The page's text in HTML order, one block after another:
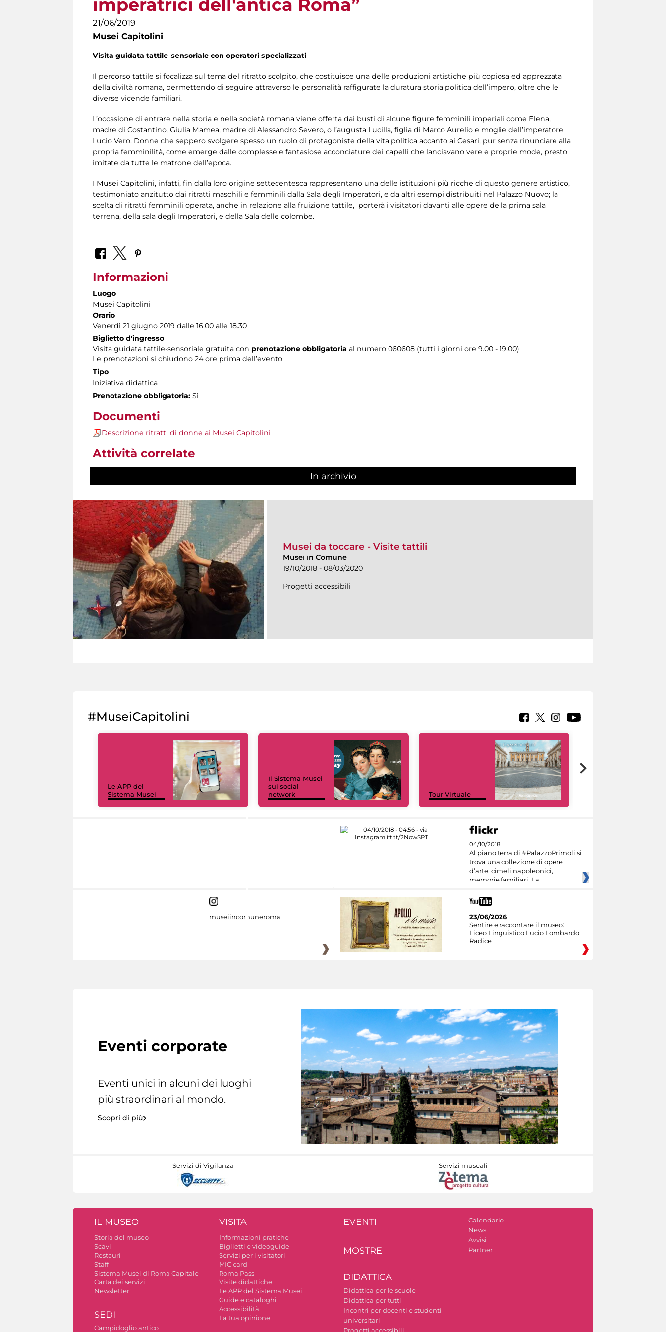
imperatrici dell'antica Roma”
21/06/2019
Musei Capitolini
Visita guidata tattile-sensoriale con operatori specializzati
Il percorso tattile si focalizza sul tema del ritratto scolpito, che costituisce una delle produzioni artistiche più copiosa ed apprezzata
della civiltà romana, permettendo di seguire attraverso le personalità raffigurate la duratura storia politica dell’impero, oltre che le
diverse vicende familiari.
L’occasione di entrare nella storia e nella società romana viene offerta dai busti di alcune figure femminili imperiali come Elena,
madre di Costantino, Giulia Mamea, madre di Alessandro Severo, o l’augusta Lucilla, figlia di Marco Aurelio e moglie dell’imperatore
Lucio Vero. Donne che seppero svolgere spesso un ruolo di protagoniste della vita politica accanto ai Cesari, pur senza rinunciare alla
propria femminilità, come emerge dalle complesse e fantasiose acconciature dei capelli che lanciavano vere e proprie mode, presto
imitate da tutte le matrone dell’epoca.
I Musei Capitolini, infatti, fin dalla loro origine settecentesca rappresentano una delle istituzioni più ricche di questo genere artistico,
testimoniato anzitutto dai ritratti maschili e femminili dalla Sala degli Imperatori, e da altri esempi distribuiti nel Palazzo Nuovo; la
scelta di ritratti femminili operata, anche in relazione alla fruizione tattile, porterà i visitatori davanti alle opere della prima sala
terrena, della sala degli Imperatori, e della Sala delle colombe.
Informazioni
Luogo
Musei Capitolini
Orario
Venerdì 21 giugno 2019 dalle 16.00 alle 18.30
Biglietto d'ingresso
Visita guidata tattile-sensoriale gratuita con prenotazione obbligatoria al numero 060608 (tutti i giorni ore 9.00 - 19.00)
Le prenotazioni si chiudono 24 ore prima dell’evento
Tipo
Iniziativa didattica
Prenotazione obbligatoria: Sì
Documenti
Descrizione ritratti di donne ai Musei Capitolini
Attività correlate
In archivio
Musei da toccare - Visite tattili
Musei in Comune
19/10/2018 - 08/03/2020
Progetti accessibili
#MuseiCapitolini
Le APP del
Sistema Musei
Il Sistema Musei
sui social
network
Tour Virtuale
04/10/2018
Al piano terra di #PalazzoPrimoli si
trova una collezione di opere
d’arte, cimeli napoleonici,
memorie familiari. La
museiincomuneroma
23/06/2026
Sentire e raccontare il museo:
Liceo Linguistico Lucio Lombardo
Radice
Eventi corporate
Eventi unici in alcuni dei luoghi
più straordinari al mondo.
Scopri di più
Servizi di Vigilanza Servizi museali
IL MUSEO
Storia del museo
Scavi
Restauri
Staff
Sistema Musei di Roma Capitale
Carta dei servizi
Newsletter
SEDI
Campidoglio antico
VISITA
Informazioni pratiche
Biglietti e videoguide
Servizi per i visitatori
MIC card
Roma Pass
Visite didattiche
Le APP del Sistema Musei
Guide e cataloghi
Accessibilità
La tua opinione
EVENTI
MOSTRE
DIDATTICA
Didattica per le scuole
Didattica per tutti
Incontri per docenti e studenti
universitari
Progetti accessibili
Calendario
News
Avvisi
Partner